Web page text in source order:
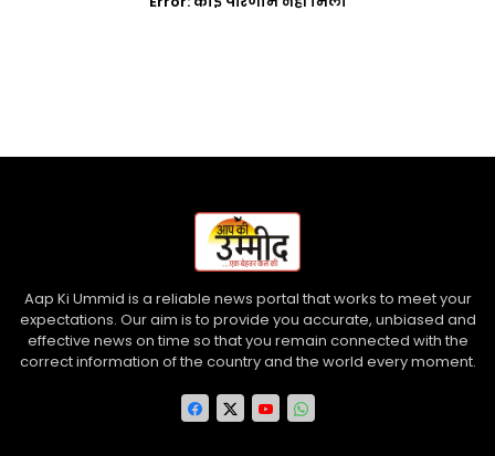
Aap Ki Ummid is a reliable news portal that works to meet your
expectations. Our aim is to provide you accurate, unbiased and
effective news on time so that you remain connected with the
correct information of the country and the world every moment.